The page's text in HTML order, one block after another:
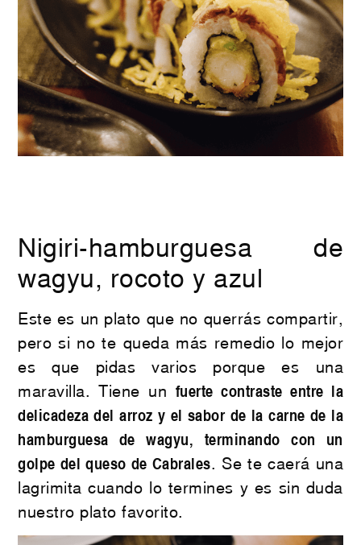
Nigiri-hamburguesa de
wagyu, rocoto y azul
Este es un plato que no querrás compartir,
pero si no te queda más remedio lo mejor
es que pidas varios porque es una
maravilla. Tiene un fuerte contraste entre la
delicadeza del arroz y el sabor de la carne de la
hamburguesa de wagyu, terminando con un
golpe del queso de Cabrales . Se te caerá una
lagrimita cuando lo termines y es sin duda
nuestro plato favorito.